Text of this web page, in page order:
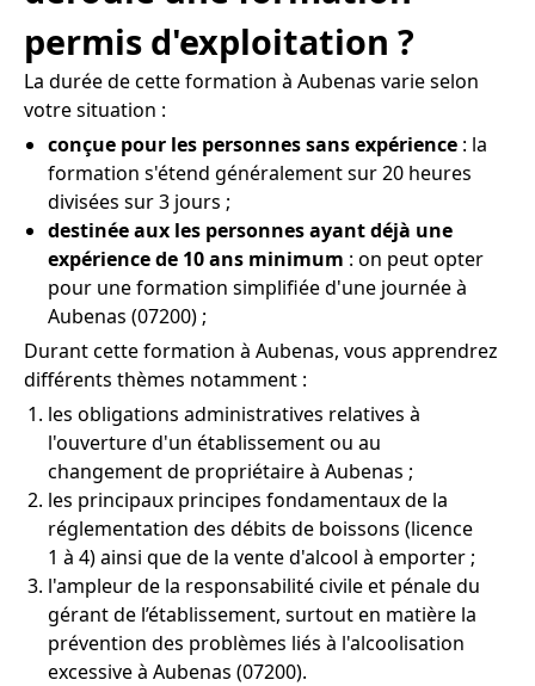
permis d'exploitation ?
La durée de cette formation à Aubenas varie selon
votre situation :
conçue pour les personnes sans expérience : la
formation s'étend généralement sur 20 heures
divisées sur 3 jours ;
destinée aux les personnes ayant déjà une
expérience de 10 ans minimum : on peut opter
pour une formation simplifiée d'une journée à
Aubenas (07200) ;
Durant cette formation à Aubenas, vous apprendrez
différents thèmes notamment :
les obligations administratives relatives à
l'ouverture d'un établissement ou au
changement de propriétaire à Aubenas ;
les principaux principes fondamentaux de la
réglementation des débits de boissons (licence
1 à 4) ainsi que de la vente d'alcool à emporter ;
l'ampleur de la responsabilité civile et pénale du
gérant de l’établissement, surtout en matière la
prévention des problèmes liés à l'alcoolisation
excessive à Aubenas (07200).